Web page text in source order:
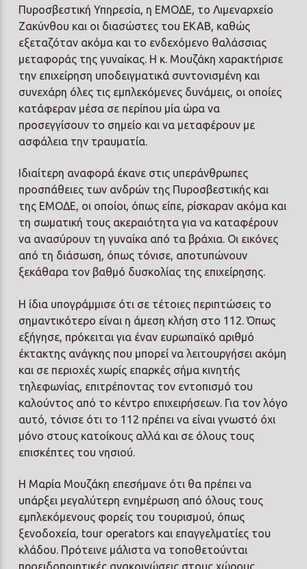
Πυροσβεστική Υπηρεσία, η ΕΜΟΔΕ, το Λιμεναρχείο
Ζακύνθου και οι διασώστες του ΕΚΑΒ, καθώς
εξεταζόταν ακόμα και το ενδεχόμενο θαλάσσιας
μεταφοράς της γυναίκας. Η κ. Μουζάκη χαρακτήρισε
την επιχείρηση υποδειγματικά συντονισμένη και
συνεχάρη όλες τις εμπλεκόμενες δυνάμεις, οι οποίες
κατάφεραν μέσα σε περίπου μία ώρα να
προσεγγίσουν το σημείο και να μεταφέρουν με
ασφάλεια την τραυματία.
Ιδιαίτερη αναφορά έκανε στις υπεράνθρωπες
προσπάθειες των ανδρών της Πυροσβεστικής και
της ΕΜΟΔΕ, οι οποίοι, όπως είπε, ρίσκαραν ακόμα και
τη σωματική τους ακεραιότητα για να καταφέρουν
να ανασύρουν τη γυναίκα από τα βράχια. Οι εικόνες
από τη διάσωση, όπως τόνισε, αποτυπώνουν
ξεκάθαρα τον βαθμό δυσκολίας της επιχείρησης.
Η ίδια υπογράμμισε ότι σε τέτοιες περιπτώσεις το
σημαντικότερο είναι η άμεση κλήση στο 112. Όπως
εξήγησε, πρόκειται για έναν ευρωπαϊκό αριθμό
έκτακτης ανάγκης που μπορεί να λειτουργήσει ακόμη
και σε περιοχές χωρίς επαρκές σήμα κινητής
τηλεφωνίας, επιτρέποντας τον εντοπισμό του
καλούντος από το κέντρο επιχειρήσεων. Για τον λόγο
αυτό, τόνισε ότι το 112 πρέπει να είναι γνωστό όχι
μόνο στους κατοίκους αλλά και σε όλους τους
επισκέπτες του νησιού.
Η Μαρία Μουζάκη επεσήμανε ότι θα πρέπει να
υπάρξει μεγαλύτερη ενημέρωση από όλους τους
εμπλεκόμενους φορείς του τουρισμού, όπως
ξενοδοχεία, tour operators και επαγγελματίες του
κλάδου. Πρότεινε μάλιστα να τοποθετούνται
προειδοποιητικές ανακοινώσεις στους χώρους